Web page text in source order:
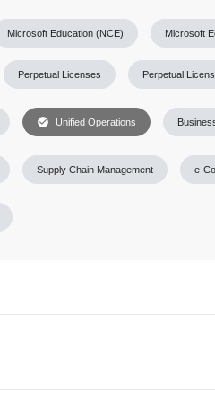
Microsoft Education (NCE) Microsoft
check_circle Unified Operations
Supply Chain Management e-
Perpetual Licenses Perpetual